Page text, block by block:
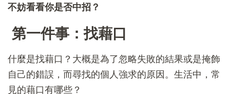
不妨看看你是否中招？
第一件事：找藉口
什麼是找藉口？大概是為了忽略失敗的結果或是掩飾
自己的錯誤，而尋找的個人強求的原因。生活中，常
見的藉口有哪些？